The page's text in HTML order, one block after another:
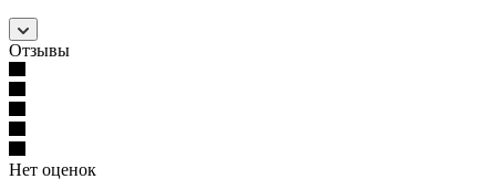
Отзывы
Нет оценок